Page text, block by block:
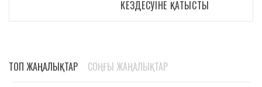
КЕЗДЕСУІНЕ ҚАТЫСТЫ
ТОП ЖАҢАЛЫҚТАР СОҢҒЫ ЖАҢАЛЫҚТАР